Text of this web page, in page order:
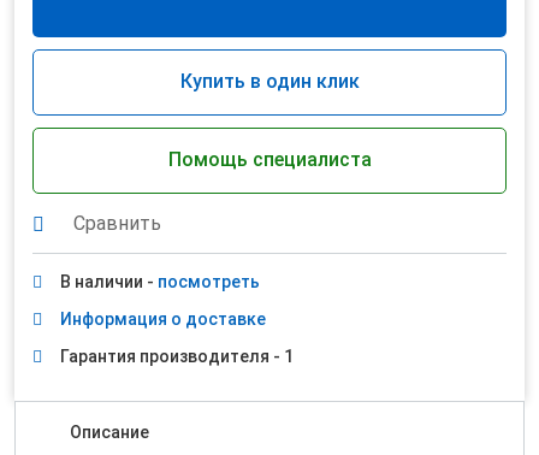
Купить в один клик
Помощь специалиста
Сравнить
В наличии - посмотреть
Информация о доставке
Гарантия производителя - 1
Описание